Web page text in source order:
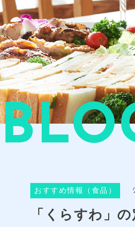
おすすめ情報（食品）
「くらすわ」